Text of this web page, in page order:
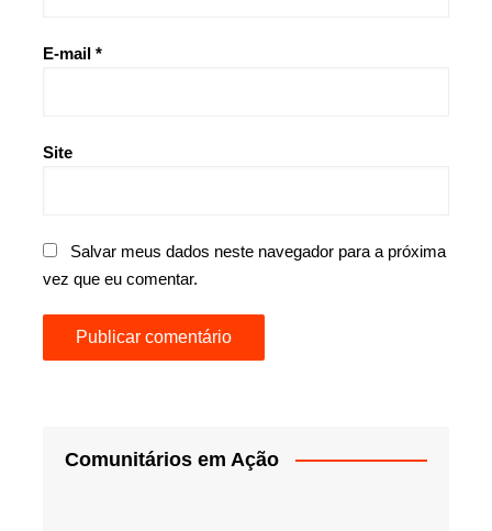
E-mail *
Site
Salvar meus dados neste navegador para a próxima
vez que eu comentar.
Comunitários em Ação